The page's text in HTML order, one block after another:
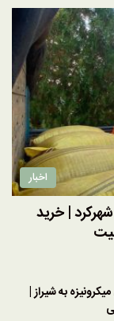
اخبار
۳ میلی‌متر به شهرکرد | خرید
میکرونیزه به شیراز |